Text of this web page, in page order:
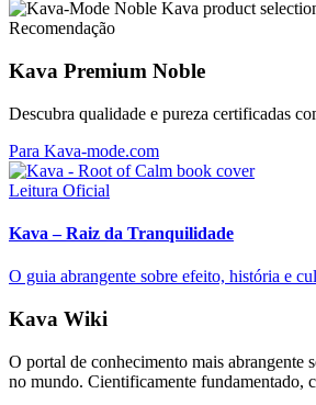
Recomendação
Kava Premium Noble
Descubra qualidade e pureza certificadas
Para Kava-mode.com
Leitura Oficial
Kava – Raiz da Tranquilidade
O guia abrangente sobre efeito, história e
Kava Wiki
O portal de conhecimento mais abrangente
no mundo. Cientificamente fundamentado,